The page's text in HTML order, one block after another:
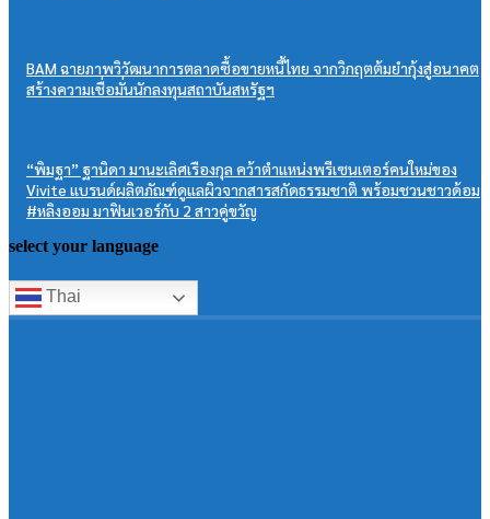
BAM ฉายภาพวิวัฒนาการตลาดซื้อขายหนี้ไทย จากวิกฤตต้มยำกุ้งสู่อนาคต
สร้างความเชื่อมั่นนักลงทุนสถาบันสหรัฐฯ
“พิมฐา” ฐานิดา มานะเลิศเรืองกุล คว้าตำแหน่งพรีเซนเตอร์คนใหม่ของ
Vivite แบรนด์ผลิตภัณฑ์ดูแลผิวจากสารสกัดธรรมชาติ พร้อมชวนชาวด้อม
#หลิงออม มาฟินเวอร์กับ 2 สาวคู่ขวัญ
select your language
Thai